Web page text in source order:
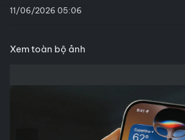
11/06/2026 05:06
Xem toàn bộ ảnh